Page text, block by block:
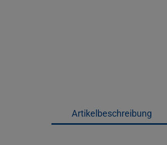
Artikelbeschreibung